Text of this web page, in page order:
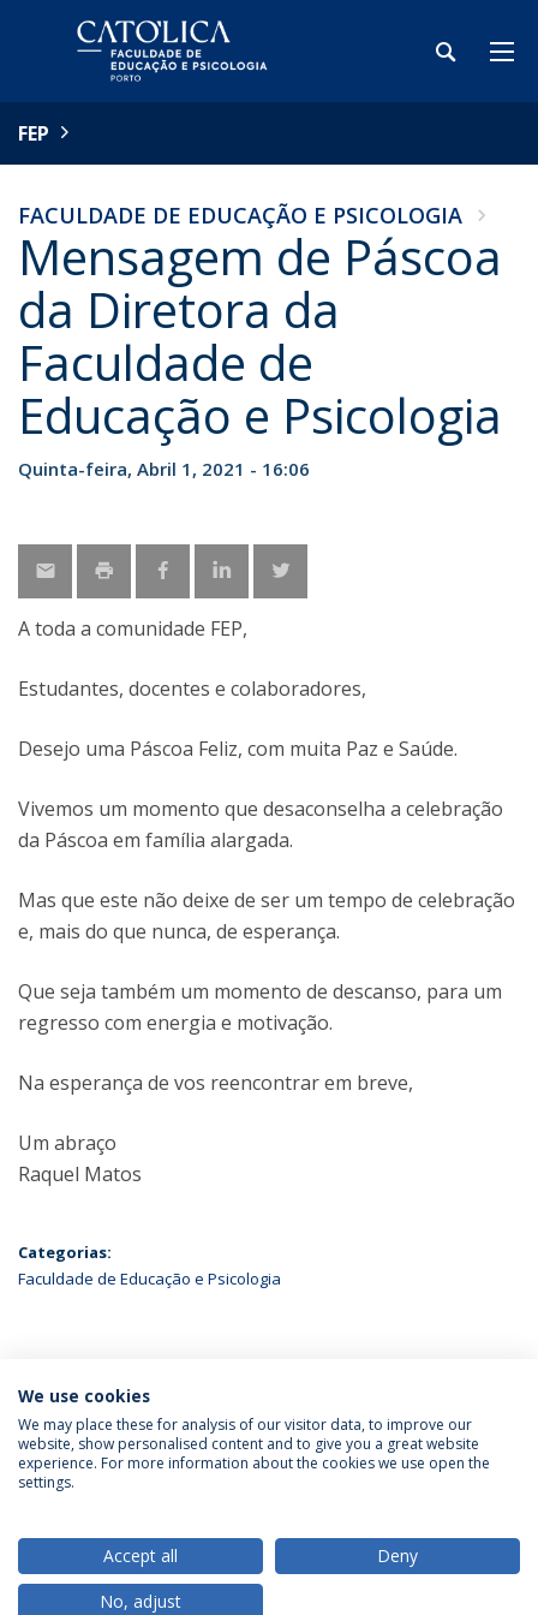
FEP
FACULDADE DE EDUCAÇÃO E PSICOLOGIA
Mensagem de Páscoa
da Diretora da
Faculdade de
Educação e Psicologia
Quinta-feira, Abril 1, 2021 - 16:06
A toda a comunidade FEP,
Estudantes, docentes e colaboradores,
Desejo uma Páscoa Feliz, com muita Paz e Saúde.
Vivemos um momento que desaconselha a celebração
da Páscoa em família alargada.
Mas que este não deixe de ser um tempo de celebração
e, mais do que nunca, de esperança.
Que seja também um momento de descanso, para um
regresso com energia e motivação.
Na esperança de vos reencontrar em breve,
Um abraço
Raquel Matos
Categorias:
Faculdade de Educação e Psicologia
ÚLTIMAS NOTÍCIAS
Política de Privacidade
Termos & Condições
We use cookies
We may place these for analysis of our visitor data, to improve our
website, show personalised content and to give you a great website
experience. For more information about the cookies we use open the
settings.
Accept all
Deny
No, adjust